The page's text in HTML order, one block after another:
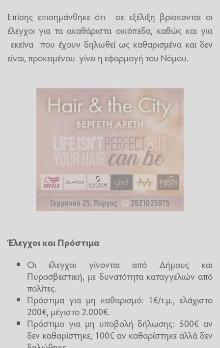
Επίσης επισημάνθηκε ότι σε εξέλιξη βρίσκονται οι
έλεγχοι για τα ακαθάριστα οικόπεδα, καθώς και για
εκείνα που έχουν δηλωθεί ως καθαρισμένα και δεν
είναι, προκειμένου γίνει η εφαρμογή του Νόμου.
Έλεγχοι και Πρόστιμα
Οι έλεγχοι γίνονται από Δήμους και
Πυροσβεστική, με δυνατότητα καταγγελιών από
πολίτες.
Πρόστιμα για μη καθαρισμό: 1€/τ.μ., ελάχιστο
200€, μέγιστο 2.000€.
Πρόστιμο για μη υποβολή δήλωσης: 500€ αν
δεν καθαρίστηκε, 100€ αν καθαρίστηκε αλλά δεν